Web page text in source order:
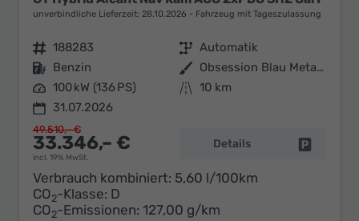
unverbindliche Lieferzeit: 28.10.2026 Fahrzeug mit Tageszulassung
Fahrzeugnr. 188283 Getriebe Automatik
Kraftstoff Benzin Außenfarbe
Obsession Blau Metallic
Leistung 100 kW (136 PS) Kilometerstand 10 km
31.07.2026
33.346,– €
incl. 19% MwSt.
49.510,– €
Details
Verbrauch kombiniert: 5,60 l/100km
CO2-Klasse: D
CO2-Emissionen: 127,00 g/km